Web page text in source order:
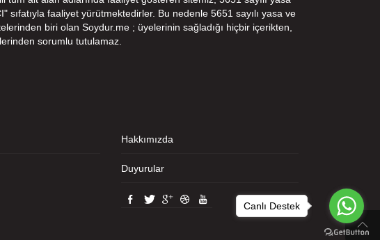
faaliyet yürütmektedirler. Bu nedenle 5651 sayılı yasa ve
biri olan Soydur.me ; üyelerinin sağladığı hiçbir içerikten,
sorumlu tutulamaz.
Hakkımızda
Duyurular
Canlı Destek